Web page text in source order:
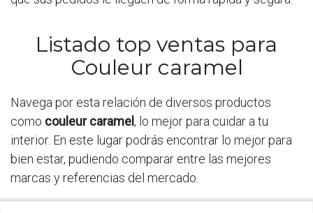
Listado top ventas para
Couleur caramel
Navega por esta relación de diversos productos
como couleur caramel, lo mejor para cuidar a tu
interior. En este lugar podrás encontrar lo mejor para
bien estar, pudiendo comparar entre las mejores
marcas y referencias del mercado.